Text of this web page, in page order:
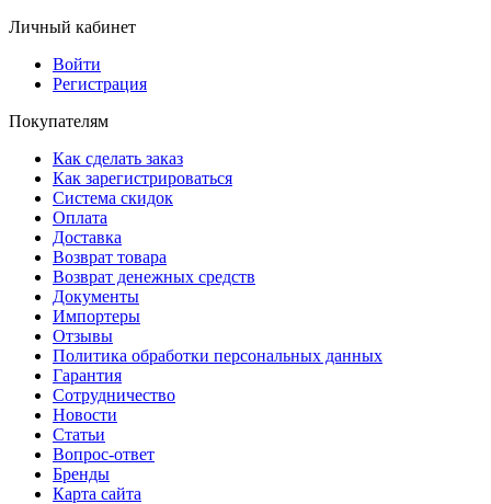
Личный кабинет
Войти
Регистрация
Покупателям
Как сделать заказ
Как зарегистрироваться
Система скидок
Оплата
Доставка
Возврат товара
Возврат денежных средств
Документы
Импортеры
Отзывы
Политика обработки персональных данных
Гарантия
Сотрудничество
Новости
Статьи
Вопрос-ответ
Бренды
Карта сайта